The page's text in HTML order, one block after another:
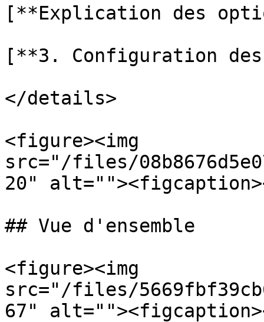
[**Explication des
[**3. Configuration des
</details>
<figure><img
src="/files/
20"
## Vue d'ensemble
<figure><img
src="/files/
67"